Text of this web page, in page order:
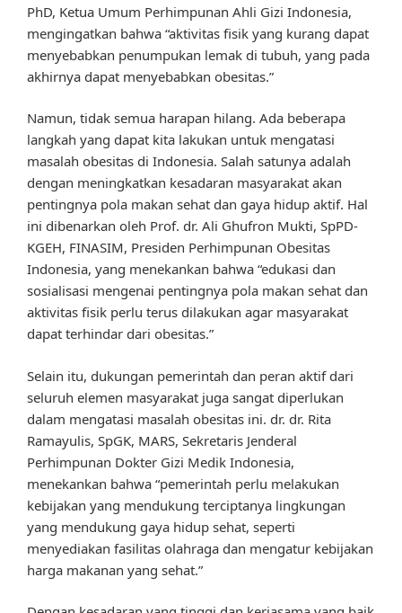
PhD, Ketua Umum Perhimpunan Ahli Gizi Indonesia,
mengingatkan bahwa “aktivitas fisik yang kurang dapat
menyebabkan penumpukan lemak di tubuh, yang pada
akhirnya dapat menyebabkan obesitas.”
Namun, tidak semua harapan hilang. Ada beberapa
langkah yang dapat kita lakukan untuk mengatasi
masalah obesitas di Indonesia. Salah satunya adalah
dengan meningkatkan kesadaran masyarakat akan
pentingnya pola makan sehat dan gaya hidup aktif. Hal
ini dibenarkan oleh Prof. dr. Ali Ghufron Mukti, SpPD-
KGEH, FINASIM, Presiden Perhimpunan Obesitas
Indonesia, yang menekankan bahwa “edukasi dan
sosialisasi mengenai pentingnya pola makan sehat dan
aktivitas fisik perlu terus dilakukan agar masyarakat
dapat terhindar dari obesitas.”
Selain itu, dukungan pemerintah dan peran aktif dari
seluruh elemen masyarakat juga sangat diperlukan
dalam mengatasi masalah obesitas ini. dr. dr. Rita
Ramayulis, SpGK, MARS, Sekretaris Jenderal
Perhimpunan Dokter Gizi Medik Indonesia,
menekankan bahwa “pemerintah perlu melakukan
kebijakan yang mendukung terciptanya lingkungan
yang mendukung gaya hidup sehat, seperti
menyediakan fasilitas olahraga dan mengatur kebijakan
harga makanan yang sehat.”